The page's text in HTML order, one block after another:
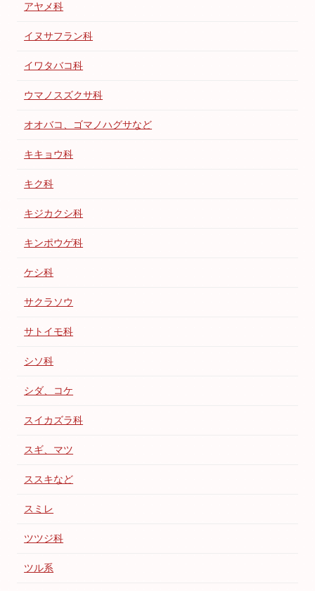
アヤメ科
イヌサフラン科
イワタバコ科
ウマノスズクサ科
オオバコ、ゴマノハグサなど
キキョウ科
キク科
キジカクシ科
キンポウゲ科
ケシ科
サクラソウ
サトイモ科
シソ科
シダ、コケ
スイカズラ科
スギ、マツ
ススキなど
スミレ
ツツジ科
ツル系